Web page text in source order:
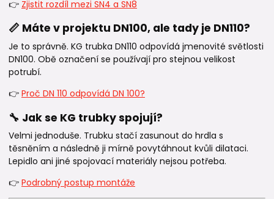
👉 Zjistit rozdíl mezi SN4 a SN8
📏 Máte v projektu DN100, ale tady je DN110?
Je to správně. KG trubka DN110 odpovídá jmenovité světlosti
DN100. Obě označení se používají pro stejnou velikost
potrubí.
👉 Proč DN 110 odpovídá DN 100?
🔧 Jak se KG trubky spojují?
Velmi jednoduše. Trubku stačí zasunout do hrdla s
těsněním a následně ji mírně povytáhnout kvůli dilataci.
Lepidlo ani jiné spojovací materiály nejsou potřeba.
👉 Podrobný postup montáže